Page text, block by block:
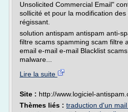
Unsolicited Commercial Email"
sollicité et pour la modification
régissant.
solution antispam antispam anti-
filtre scams spamming scam filtre
email e-mail e-mail Blacklist
malware...
Lire la suite
Site : http://www.logiciel-
Thèmes liés : traduction d'un